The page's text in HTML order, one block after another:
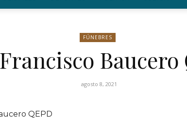
FÚNEBRES
Baucero
agosto 8, 2021
QEPD